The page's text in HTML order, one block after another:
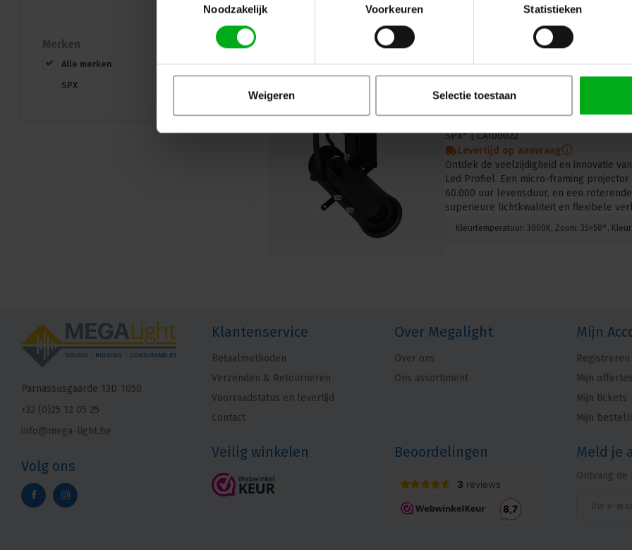
Noodzakelijk
Voorkeuren Statistieken
Weigeren Selectie toestaan
Merken
Alle merken
SPX
SPX | MICROCAD 230V Led
Met potentiometer |
SPX* |CAI00022
Levertijd op aanvraag
Ontdek de veelzijdigheid en innovatie van
Led Profiel. Een micro-framing projector
60.000 uur levensduur, en een
superieure lichtkwaliteit en flexibele
Kleurtemperatuur: 3000K, Zoom: 35>50°,
Parnassusgaarde 13D 1050
+32 (0)25 12 05 25
info@mega-light.be
Volg ons
Klantenservice
Betaalmethoden
Verzenden & Retourneren
Voorraadstatus en levertijd
Contact
Over Megalight
Over ons
Ons assortiment
Mijn
Registreren
Mijn offertes
Mijn tickets
Mijn
Veilig winkelen Beoordelingen Meld je
Ontvang de